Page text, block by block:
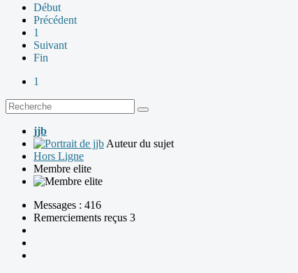
Début
Précédent
1
Suivant
Fin
1
jjb
Auteur du sujet
Hors Ligne
Membre elite
Messages : 416
Remerciements reçus 3